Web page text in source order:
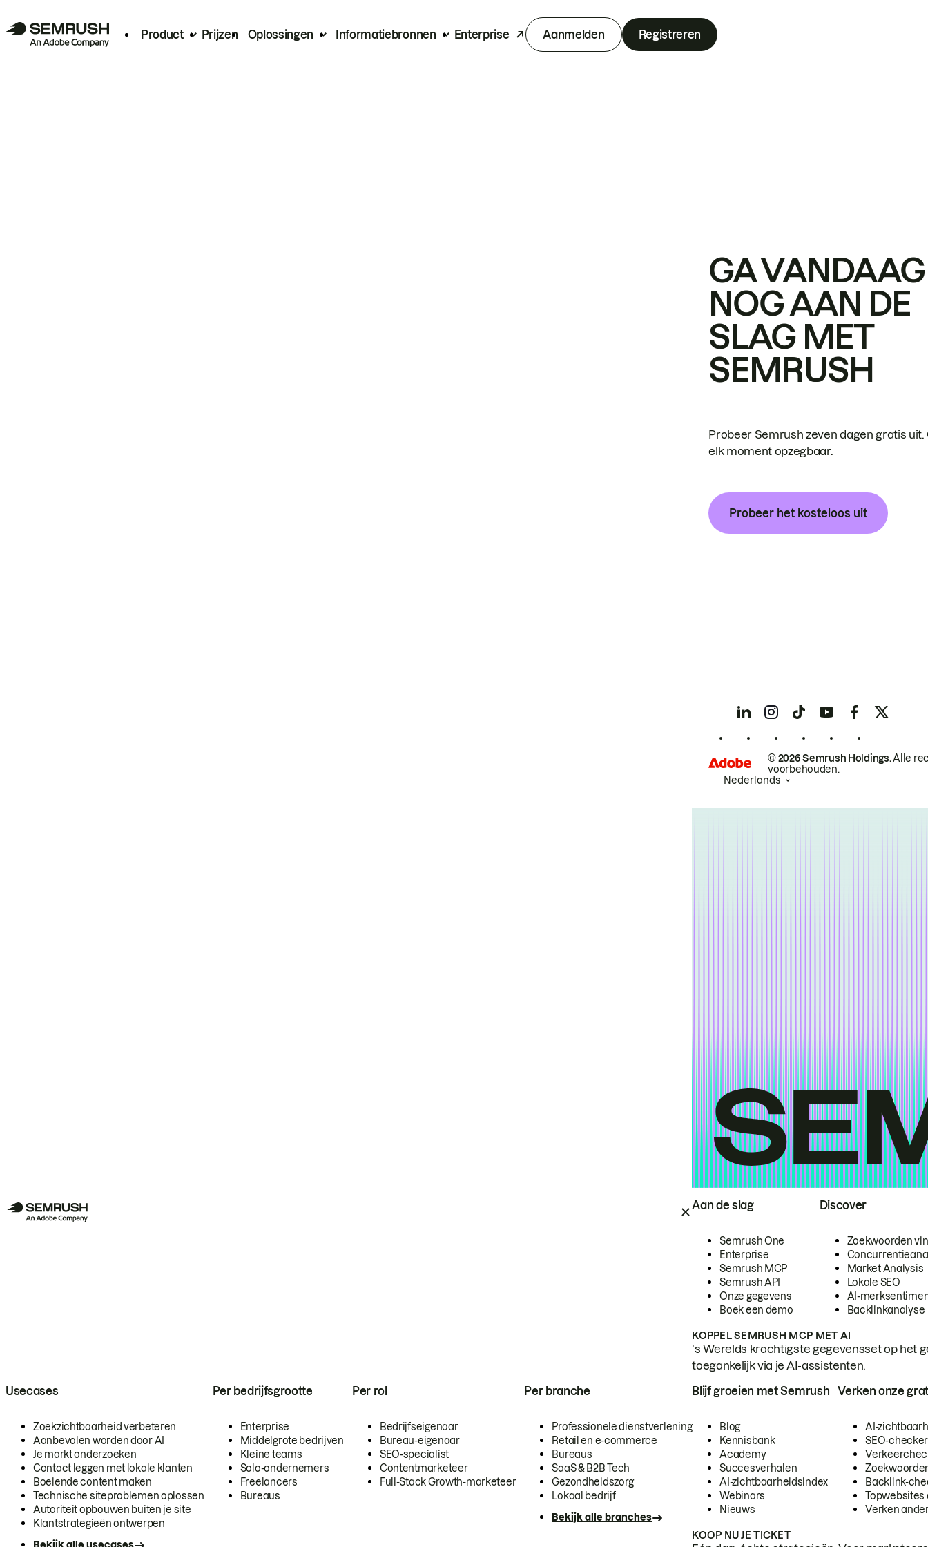
Product Prijzen Oplossingen Informatiebronnen Enterprise Aanmelden Registreren
Aan de slag
Semrush One
Enterprise
Semrush MCP
Semrush API
Onze gegevens
Boek een demo
Discover
Zoekwoorden
Market Analysis
Lokale SEO
AI-
Backlinkanalyse
KOPPEL SEMRUSH MCP MET AI
's Werelds krachtigste gegevensset op het
toegankelijk via je AI-assistenten.
Usecases
Zoekzichtbaarheid verbeteren
Aanbevolen worden door AI
Je markt onderzoeken
Contact leggen met lokale klanten
Boeiende content maken
Technische siteproblemen oplossen
Autoriteit opbouwen buiten je site
Klantstrategieën ontwerpen
Per bedrijfsgrootte
Enterprise
Middelgrote bedrijven
Kleine teams
Solo-ondernemers
Freelancers
Bureaus
Per rol
Bedrijfseigenaar
Bureau-eigenaar
SEO-specialist
Contentmarketeer
Full-Stack Growth-marketeer
Per branche
Professionele dienstverlening
Retail en e-commerce
Bureaus
SaaS & B2B Tech
Gezondheidszorg
Lokaal bedrijf
Bekijk alle branches
Blijf groeien met Semrush
Blog
Kennisbank
Academy
Succesverhalen
AI-zichtbaarheidsindex
Webinars
Nieuws
Verken onze
AI-
SEO-checker
Backlink-
Topwebsites
Verken
KOOP NU JE TICKET
GA VANDAAG
NOG AAN DE
SLAG MET
SEMRUSH
Probeer Semrush zeven dagen gratis uit.
elk moment opzegbaar.
Probeer het kosteloos uit
© 2026 Semrush Holdings.Alle
voorbehouden.
Nederlands